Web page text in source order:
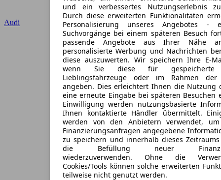
und ein verbessertes Nutzungserlebnis
Durch diese erweiterten Funktionalitäten
Personalisierung unseres Angebotes
Suchvorgänge bei einem späteren Besuch
passende Angebote aus Ihrer Nähe
personalisierte Werbung und Nachrichten
diese auszuwerten. Wir speichern Ihre E-
wenn Sie diese für gespeicherte
Lieblingsfahrzeuge oder im Rahmen der
angeben. Dies erleichtert Ihnen die Nutzung
eine erneute Eingabe bei späteren
Einwilligung werden nutzungsbasierte
Ihnen kontaktierte Händler übermittelt.
werden von den Anbietern verwendet,
Finanzierungsanfragen angegebene
zu speichern und innerhalb dieses
die Befüllung neuer
wiederzuverwenden. Ohne die
Cookies/Tools können solche erweiterten
teilweise nicht genutzt werden.
Audi